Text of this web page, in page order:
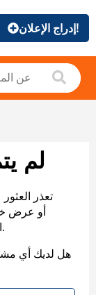
إدراج الإعلان!
لم
تعذر
الخاصة بنا لمساعدتك في العثور على ما تريد.
هل لديك أي